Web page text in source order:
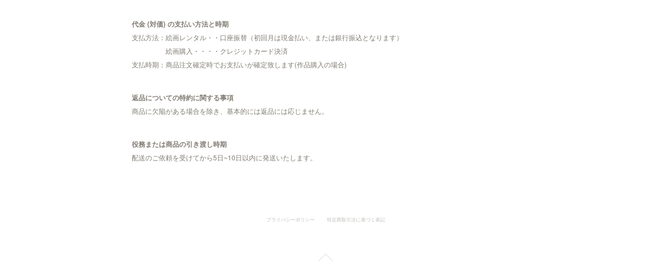
代金 (対価) の支払い方法と時期
支払方法：絵画レンタル・・口座振替（初回月は現金払い、または銀行振込となります）
絵画購入・・・・クレジットカード決済
支払時期：商品注文確定時でお支払いが確定致します(作品購入の場合)
返品についての特約に関する事項
商品に欠陥がある場合を除き、基本的には返品には応じません。
役務または商品の引き渡し時期
配送のご依頼を受けてから5日~10日以内に発送いたします。
プライバシーポリシー 特定商取引法に基づく表記